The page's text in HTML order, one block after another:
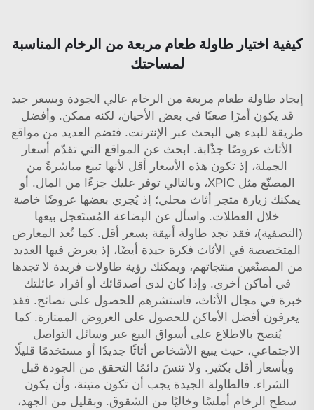
كيفية اختيار طاولة طعام مربعة من الرخام المناسبة
لمساحتك
إيجاد طاولة طعام مربعة من الرخام عالي الجودة وبسعر جيد
قد يكون أمرًا صعبًا في بعض الأحيان، لكنه ممكن. وأفضل
طريقة للبدء هي البحث عبر الإنترنت. فتضم العديد من مواقع
الأثاث عروضًا جذّابة. ابحث عن المواقع التي تقدّم أسعار
الجملة، إذ تكون هذه الأسعار أقل لأنها تبيع مباشرةً من
المصنّع مثل XPIC، وبالتالي توفر عليك جزءًا من المال. أو
يمكنك زيارة متجر أثاث محلي؛ إذ يُجري بعضها عروضًا خاصة
خلال العطلات. واسأل عن البضاعة المُستَعجل بيعها
(التصفية)، فقد تجد طاولة أنيقة بسعر أقل. كما تُعد المعارض
المتخصصة في الأثاث فكرة جيدة أيضًا، إذ يعرض فيها العديد
من المصنّعين منتجاتهم، ويمكنك رؤية طاولات فريدة لا تجدها
في أماكن أخرى. وإذا كان لدى أصدقائك أو أفراد عائلتك
خبرة في مجال الأثاث، فاستشرهم للحصول على نصائح. فقد
يعرفون أفضل الأماكن للحصول على العروض الممتازة. كما
يُنصح بالاطلاع على أسواق البيع عبر وسائل التواصل
الاجتماعي، حيث يبيع الأشخاص أثاثًا جديدًا أو مستخدمًا قليلًا
وبأسعار أقل بكثير. ولا تنسَ دائمًا التحقق من الجودة قبل
الشراء. فالطاولة الجيدة يجب أن تكون متينة، وأن يكون
سطح الرخام أملسًا وخاليًا من الشقوق. وبقليل من الجهد،